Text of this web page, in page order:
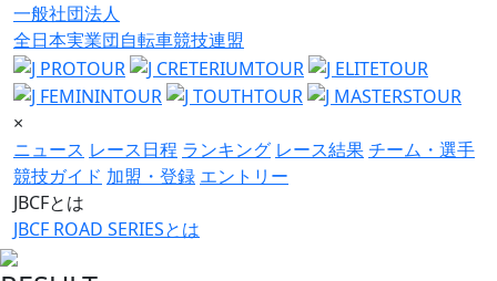
一般社団法人
全日本実業団自転車競技連盟
×
ニュース レース日程 ランキング レース結果チーム・選手
競技ガイド 加盟・登録 エントリー
JBCFとは
JBCF ROAD SERIESとは